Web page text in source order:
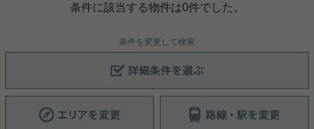
条件に該当する物件は0件でした。
条件を変更して検索